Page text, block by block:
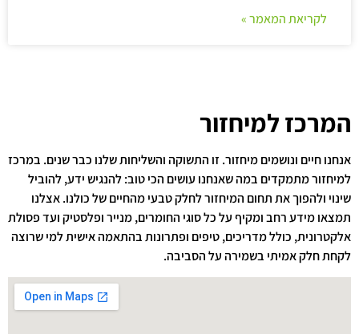
לקריאת המאמר »
המרכז למיחזור
אנחנו חיים ונושמים מיחזור. זו התשוקה והשליחות שלנו כבר שנים. במרכז
למיחזור מתמקדים במה שאנחנו עושים הכי טוב: להנגיש ידע, להוביל
שינוי ולהפוך את תחום המיחזור לחלק טבעי מהחיים של כולנו. אצלנו
תמצאו מידע רחב ומקיף על כל סוגי החומרים, מנייר ופלסטיק ועד פסולת
אלקטרונית, כולל מדריכים, טיפים ופתרונות בהתאמה אישית למי שרוצה
לקחת חלק אמיתי בשמירה על הסביבה.